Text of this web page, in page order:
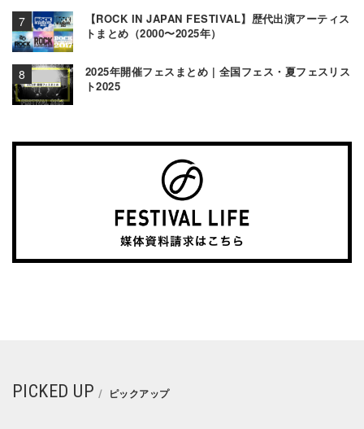
【ROCK IN JAPAN FESTIVAL】歴代出演アーティス
トまとめ（2000〜2025年）
2025年開催フェスまとめ | 全国フェス・夏フェスリス
ト2025
PICKED UP ピックアップ